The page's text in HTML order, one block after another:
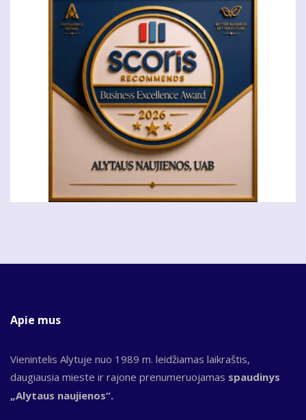
Apie mus
Vienintelis Alytuje nuo 1989 m. leidžiamas laikraštis,
daugiausia mieste ir rajone prenumeruojamas spaudinys
„Alytaus naujienos“.